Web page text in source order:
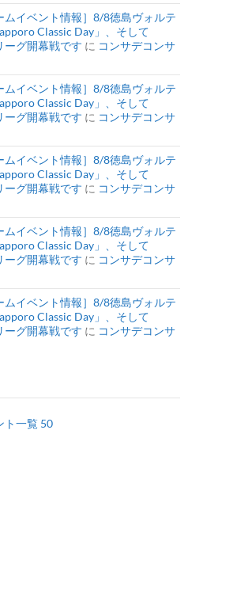
ムイベント情報］8/8徳島ヴォルテ
Classic Day」、そして
ーグ開幕戦です に コンサデコンサ
ムイベント情報］8/8徳島ヴォルテ
Classic Day」、そして
ーグ開幕戦です に コンサデコンサ
ムイベント情報］8/8徳島ヴォルテ
Classic Day」、そして
ーグ開幕戦です に コンサデコンサ
ムイベント情報］8/8徳島ヴォルテ
Classic Day」、そして
ーグ開幕戦です に コンサデコンサ
ムイベント情報］8/8徳島ヴォルテ
Classic Day」、そして
ーグ開幕戦です に コンサデコンサ
ト一覧 50